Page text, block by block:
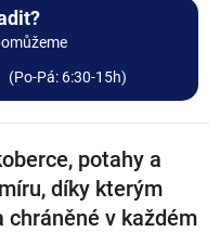
potahy a
díky kterým
v každém